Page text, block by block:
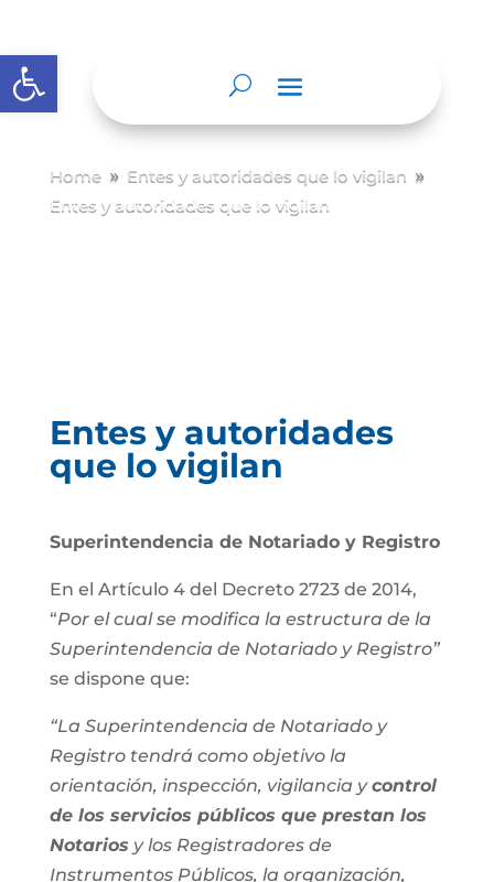
Abrir barra de herramientas
Home 9 Entes y autoridades que lo vigilan 9
Entes y autoridades que lo vigilan
Entes y autoridades
que lo vigilan
Superintendencia de Notariado y Registro
En el Artículo 4 del Decreto 2723 de 2014,
“Por el cual se modifica la estructura de la
Superintendencia de Notariado y Registro”
se dispone que:
“La Superintendencia de Notariado y
Registro tendrá como objetivo la
orientación, inspección, vigilancia ycontrol
de los servicios públicos que prestan los
Notarios y los Registradores de
Instrumentos Públicos, la organización,